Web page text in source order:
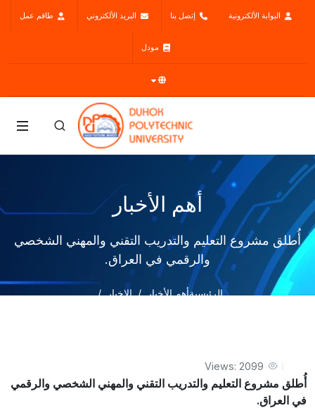
البوابة الألكترونية إتصل بنا البريد الألكتروني طاقم عمل
مودل
أهم الأخبار
أُطلق مشروع التعليم والتدريب التقني والمهني الشخصي
والرقمي في العراق.
الرئيسيةأهم الأخبار
الاخبار
Views: 2099
أُطلق مشروع التعليم والتدريب التقني والمهني الشخصي والرقمي
في العراق.